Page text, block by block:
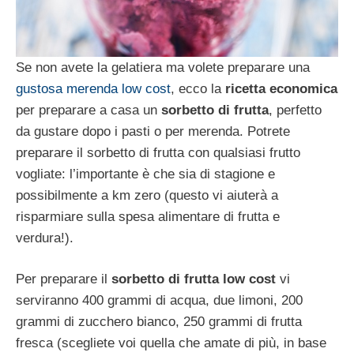
Se non avete la gelatiera ma volete preparare una
gustosa merenda low cost, ecco la ricetta economica
per preparare a casa un sorbetto di frutta, perfetto
da gustare dopo i pasti o per merenda. Potrete
preparare il sorbetto di frutta con qualsiasi frutto
vogliate: l’importante è che sia di stagione e
possibilmente a km zero (questo vi aiuterà a
risparmiare sulla spesa alimentare di frutta e
verdura!).
Per preparare il sorbetto di frutta low cost vi
serviranno 400 grammi di acqua, due limoni, 200
grammi di zucchero bianco, 250 grammi di frutta
fresca (scegliete voi quella che amate di più, in base